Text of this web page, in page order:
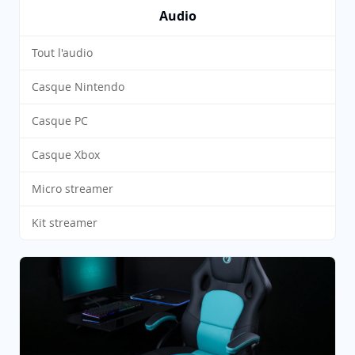
Audio
Tout l'audio
Casque Nintendo
Casque PC
Casque Xbox
Micro streamer
Kit streamer